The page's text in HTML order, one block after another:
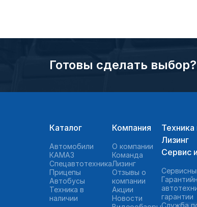
Готовы сделать выбор?
Каталог
Автомобили
КАМАЗ
Спецавтотехника
Прицепы
Автобусы
Техника в
наличии
Компания
О компании
Команда
Лизинг
Отзывы о
компании
Акции
Новости
Техника
Лизинг
Сервис
гарантии
Служба